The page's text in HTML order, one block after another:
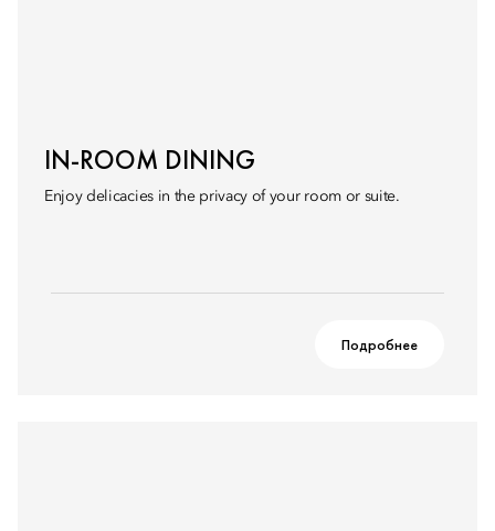
IN-ROOM DINING
Enjoy delicacies in the privacy of your room or suite.
Подробнее